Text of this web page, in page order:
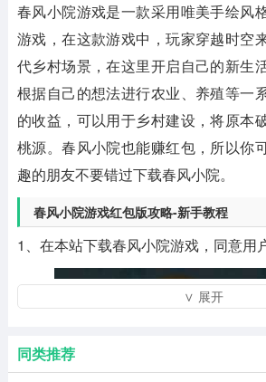
春风小院游戏是一款采用唯美手绘风
游戏，在这款游戏中，玩家穿越时空
代乡村场景，在这里开启自己的新生
根据自己的想法进行农业、养殖等一
的收益，可以用于乡村建设，将原本
桃源。春风小院也能赚红包，所以你
趣的朋友不要错过下载春风小院。
春风小院游戏红包版攻略-新手教程
1、在本站下载春风小院游戏，同意用
∨ 展开
同类推荐